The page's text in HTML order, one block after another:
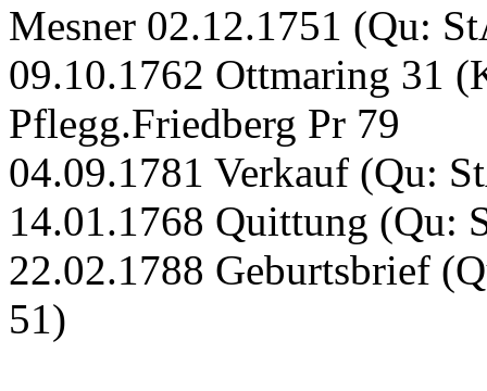
Mesner 02.12.1751 (Qu:
09.10.1762 Ottmaring 31
Pflegg.Friedberg Pr 79
04.09.1781 Verkauf (Qu:
14.01.1768 Quittung (Qu:
22.02.1788 Geburtsbrief
51)